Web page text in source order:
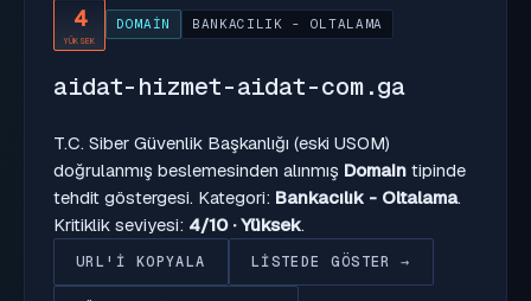
4
YÜKSEK
DOMAIN BANKACILIK - OLTALAMA
aidat-hizmet-aidat-com.ga
T.C. Siber Güvenlik Başkanlığı (eski USOM)
doğrulanmış beslemesinden alınmış Domain tipinde
tehdit göstergesi. Kategori: Bankacılık - Oltalama.
Kritiklik seviyesi: 4/10 · Yüksek.
URL'I KOPYALA LISTEDE GÖSTER →